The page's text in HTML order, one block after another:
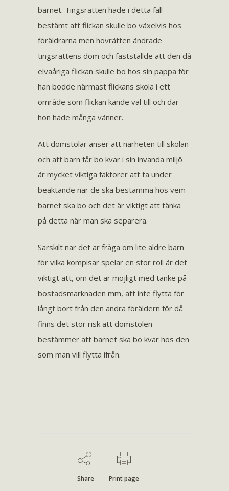
barnet. Tingsrätten hade i detta fall
bestämt att flickan skulle bo växelvis hos
föräldrarna men hovrätten ändrade
tingsrättens dom och fastställde att den då
elvaåriga flickan skulle bo hos sin pappa för
han bodde närmast flickans skola i ett
område som flickan kände väl till och där
hon hade många vänner.
Att domstolar anser att närheten till skolan
och att barn får bo kvar i sin invanda miljö
är mycket viktiga faktorer att ta under
beaktande när de ska bestämma hos vem
barnet ska bo och det är viktigt att tänka
på detta när man ska separera.
Särskilt när det är fråga om lite äldre barn
för vilka kompisar spelar en stor roll är det
viktigt att, om det är möjligt med tanke på
bostadsmarknaden mm, att inte flytta för
långt bort från den andra föräldern för då
finns det stor risk att domstolen
bestämmer att barnet ska bo kvar hos den
som man vill flytta ifrån.
Share Print page